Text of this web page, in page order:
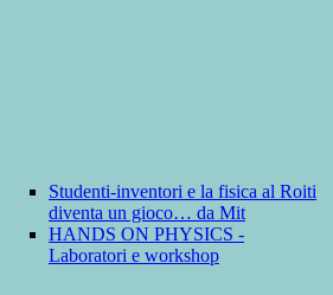
Studenti-inventori e la fisica al Roiti
diventa un gioco… da Mit
HANDS ON PHYSICS -
Laboratori e workshop